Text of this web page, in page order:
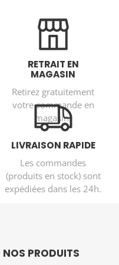
RETRAIT EN
MAGASIN
Retirez gratuitement
votre commande en
magasin.
LIVRAISON RAPIDE
Les commandes
(produits en stock) sont
expédiées dans les 24h.
NOS PRODUITS